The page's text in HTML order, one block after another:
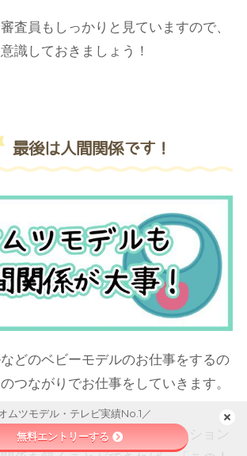
査員もしっかりと見ていますので、
識しておきましょう！
最後は人間関係です！
どのベビーモデルのお仕事をするの
つながりでお仕事をしていきます。
スタッフさんとコミュニケーション
ムツモデル・テレビ実績No.1／
無料エントリーする